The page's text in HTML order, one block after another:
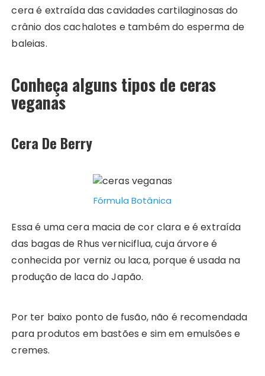
cera é extraída das cavidades cartilaginosas do
crânio dos cachalotes e também do esperma de
baleias.
Conheça alguns tipos de ceras
veganas
Cera De Berry
Fórmula Botânica
Essa é uma cera macia de cor clara e é extraída
das bagas de Rhus verniciflua, cuja árvore é
conhecida por verniz ou laca, porque é usada na
produção de laca do Japão.
Por ter baixo ponto de fusão, não é recomendada
para produtos em bastões e sim em emulsões e
cremes.